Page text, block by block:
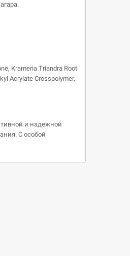
Krameria Triandra Root
Acrylate Crosspolymer,
и надежной
С особой